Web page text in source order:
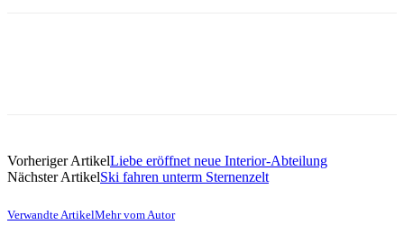
Vorheriger ArtikelLiebe eröffnet neue Interior-Abteilung
Nächster ArtikelSki fahren unterm Sternenzelt
Verwandte ArtikelMehr vom Autor